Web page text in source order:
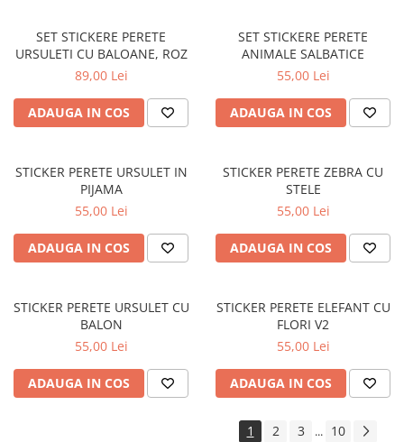
STICKERE PENTRU LATERALE
STICKERE PERSONALIZATE
STICKERE PRAGURI
STICKERE PRINTATE
VANATOARE - PESCUIT
STICKERE PERSONALIZATE
PRODUSE PERSONALIZATE FIRME
CARTI DE VIZITA
PERSONALIZAT
PLACUTE INFORMATIVE
TRICOURI PERSONALIZATE
SET STICKERE PERETE
URSULETI CU BALOANE, ROZ
89,00 Lei
ADAUGA IN COS
SET STICKERE PERETE
ANIMALE SALBATICE
55,00 Lei
ADAUGA IN COS
STICKER PERETE URSULET IN
PIJAMA
55,00 Lei
ADAUGA IN COS
STICKER PERETE ZEBRA CU
STELE
55,00 Lei
ADAUGA IN COS
STICKER PERETE URSULET CU
BALON
55,00 Lei
ADAUGA IN COS
STICKER PERETE ELEFANT CU
FLORI V2
55,00 Lei
ADAUGA IN COS
1 2 3 ... 10